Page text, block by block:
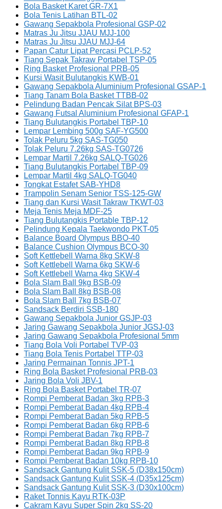
Bola Basket Karet GR-7X1
Bola Tenis Latihan BTL-02
Gawang Sepakbola Profesional GSP-02
Matras Ju Jitsu JJAU MJJ-100
Matras Ju Jitsu JJAU MJJ-64
Papan Catur Lipat Percasi PCLP-52
Tiang Sepak Takraw Portabel TSP-05
Ring Basket Profesional PRB-05
Kursi Wasit Bulutangkis KWB-01
Gawang Sepakbola Aluminium Profesional GSAP-1
Tiang Tanam Bola Basket TTBB-02
Pelindung Badan Pencak Silat BPS-03
Gawang Futsal Aluminium Profesional GFAP-1
Tiang Bulutangkis Portabel TBP-10
Lempar Lembing 500g SAF-YG500
Tolak Peluru 5kg SAS-TG050
Tolak Peluru 7.26kg SAS-TG0726
Lempar Martil 7.26kg SALQ-TG026
Tiang Bulutangkis Portabel TBP-09
Lempar Martil 4kg SALQ-TG040
Tongkat Estafet SAB-YHD8
Trampolin Senam Senior TSS-125-GW
Tiang dan Kursi Wasit Takraw TKWT-03
Meja Tenis Meja MDF-25
Tiang Bulutangkis Portable TBP-12
Pelindung Kepala Taekwondo PKT-05
Balance Board Olympus BBO-40
Balance Cushion Olympus BCO-30
Soft Kettlebell Warna 8kg SKW-8
Soft Kettlebell Warna 6kg SKW-6
Soft Kettlebell Warna 4kg SKW-4
Bola Slam Ball 9kg BSB-09
Bola Slam Ball 8kg BSB-08
Bola Slam Ball 7kg BSB-07
Sandsack Berdiri SSB-180
Gawang Sepakbola Junior GSJP-03
Jaring Gawang Sepakbola Junior JGSJ-03
Jaring Gawang Sepakbola Profesional 5mm
Tiang Bola Voli Portabel TVP-03
Tiang Bola Tenis Portabel TTP-03
Jaring Permainan Tonnis JPT-1
Ring Bola Basket Profesional PRB-03
Jaring Bola Voli JBV-1
Ring Bola Basket Portabel TR-07
Rompi Pemberat Badan 3kg RPB-3
Rompi Pemberat Badan 4kg RPB-4
Rompi Pemberat Badan 5kg RPB-5
Rompi Pemberat Badan 6kg RPB-6
Rompi Pemberat Badan 7kg RPB-7
Rompi Pemberat Badan 8kg RPB-8
Rompi Pemberat Badan 9kg RPB-9
Rompi Pemberat Badan 10kg RPB-10
Sandsack Gantung Kulit SSK-5 (D38x150cm)
Sandsack Gantung Kulit SSK-4 (D35x125cm)
Sandsack Gantung Kulit SSK-3 (D30x100cm)
Raket Tonnis Kayu RTK-03P
Cakram Kayu Super Spin 2kg SS-20